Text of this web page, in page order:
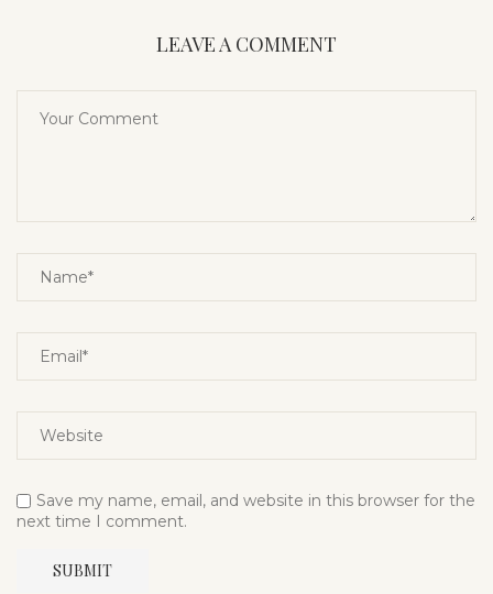
LEAVE A COMMENT
Save my name, email, and website in this browser for the
next time I comment.